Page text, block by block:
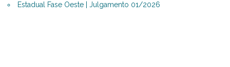
Estadual Fase Oeste | Julgamento 01/2026